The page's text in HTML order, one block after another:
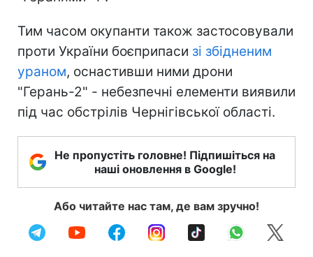
Тим часом окупанти також застосовували
проти України боєприпаси зі збідненим
ураном, оснастивши ними дрони
"Герань-2" - небезпечні елементи виявили
під час обстрілів Чернігівської області.
Не пропустіть головне! Підпишіться на
наші оновлення в Google!
Або читайте нас там, де вам зручно!